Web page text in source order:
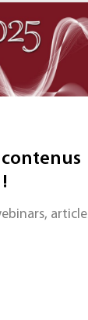
SpaceX
contenus